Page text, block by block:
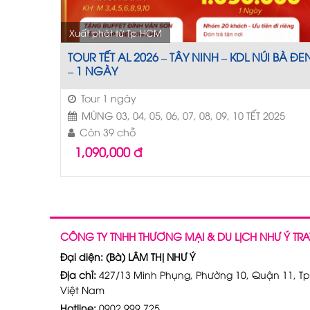
TOUR TẾT AL 2026 – TÂY NINH – KDL NÚI BÀ
– 1 NGÀY
Xuất phát từ Tp.HCM
Tour 1 ngày
MÙNG 03, 04, 05, 06, 07, 08, 09, 10 TẾT 2025
Còn 39 chỗ
1,090,000đ
CÔNG TY TNHH THƯƠNG MẠI & DU LỊCH NHƯ Ý
Đại diện: (Bà) LÂM THỊ NHƯ Ý
Địa chỉ: 427/13 Minh Phụng, Phường 10, Quận 11,
Việt Nam